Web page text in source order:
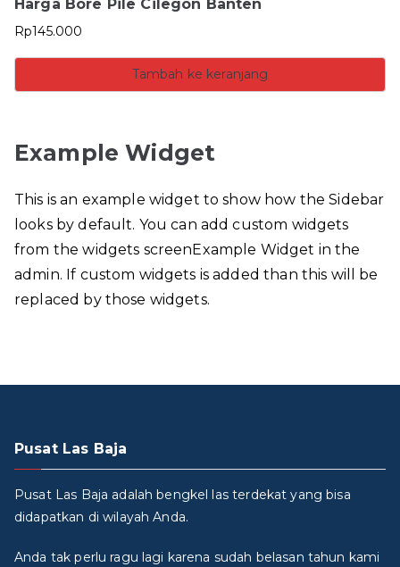
Harga Bore Pile Cilegon Banten
Rp145.000
Tambah ke keranjang
Example Widget
This is an example widget to show how the Sidebar
looks by default. You can add custom widgets
from the widgets screenExample Widget in the
admin. If custom widgets is added than this will be
replaced by those widgets.
Pusat Las Baja
Pusat Las Baja adalah bengkel las terdekat yang bisa
didapatkan di wilayah Anda.
Anda tak perlu ragu lagi karena sudah belasan tahun kami